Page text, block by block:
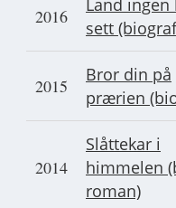
2016
Land ingen
sett
2015
Bror din på
prærien
2014
Slåttekar i
himmelen
roman)